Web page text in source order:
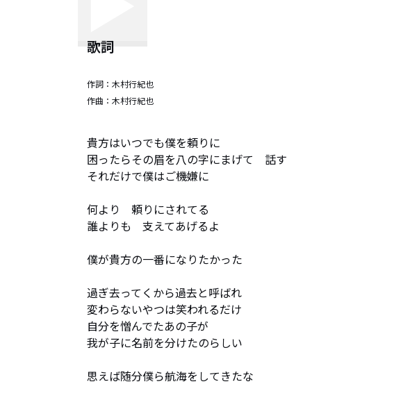
歌詞
作詞： 木村行紀也
作曲： 木村行紀也
貴方はいつでも僕を頼りに
困ったらその眉を八の字にまげて　話す
それだけで僕はご機嫌に
何より　頼りにされてる
誰よりも　支えてあげるよ
僕が貴方の一番になりたかった
過ぎ去ってくから過去と呼ばれ
変わらないやつは笑われるだけ
自分を憎んでたあの子が
我が子に名前を分けたのらしい
思えば随分僕ら航海をしてきたな